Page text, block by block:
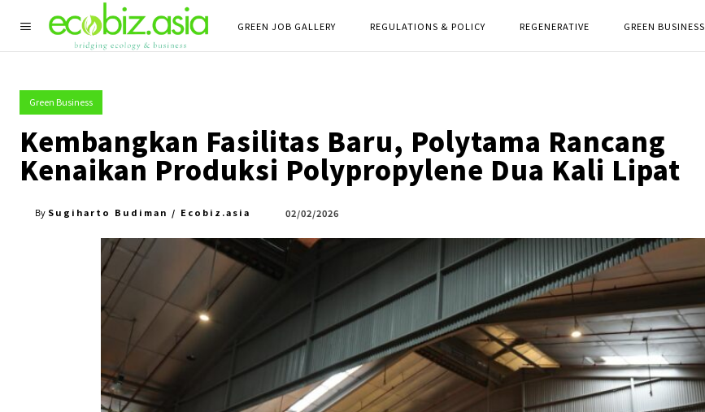
GREEN JOB GALLERY REGULATIONS & POLICY REGENERATIVE GREEN BUSINESS
Green Business
Kembangkan Fasilitas Baru, Polytama Rancang
Kenaikan Produksi Polypropylene Dua Kali Lipat
By Sugiharto Budiman / Ecobiz.asia 02/02/2026